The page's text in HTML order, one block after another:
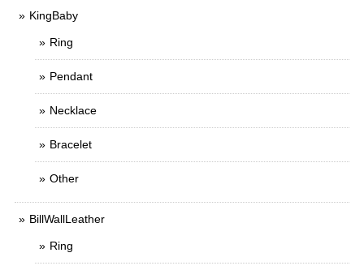
KingBaby
Ring
Pendant
Necklace
Bracelet
Other
BillWallLeather
Ring